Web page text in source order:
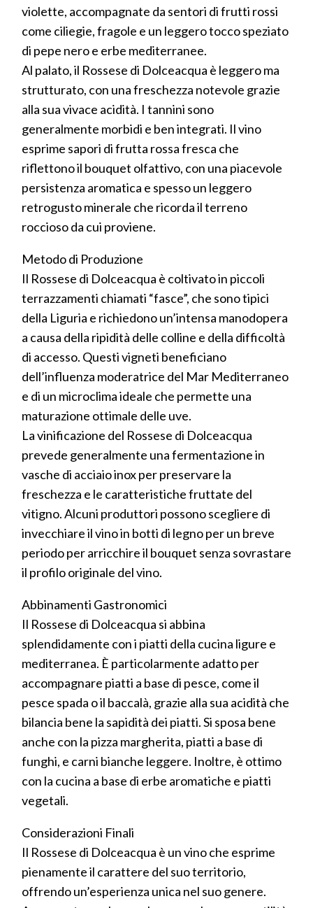
violette, accompagnate da sentori di frutti rossi
come ciliegie, fragole e un leggero tocco speziato
di pepe nero e erbe mediterranee.
Al palato, il Rossese di Dolceacqua è leggero ma
strutturato, con una freschezza notevole grazie
alla sua vivace acidità. I tannini sono
generalmente morbidi e ben integrati. Il vino
esprime sapori di frutta rossa fresca che
riflettono il bouquet olfattivo, con una piacevole
persistenza aromatica e spesso un leggero
retrogusto minerale che ricorda il terreno
roccioso da cui proviene.
Metodo di Produzione
Il Rossese di Dolceacqua è coltivato in piccoli
terrazzamenti chiamati “fasce”, che sono tipici
della Liguria e richiedono un’intensa manodopera
a causa della ripidità delle colline e della difficoltà
di accesso. Questi vigneti beneficiano
dell’influenza moderatrice del Mar Mediterraneo
e di un microclima ideale che permette una
maturazione ottimale delle uve.
La vinificazione del Rossese di Dolceacqua
prevede generalmente una fermentazione in
vasche di acciaio inox per preservare la
freschezza e le caratteristiche fruttate del
vitigno. Alcuni produttori possono scegliere di
invecchiare il vino in botti di legno per un breve
periodo per arricchire il bouquet senza sovrastare
il profilo originale del vino.
Abbinamenti Gastronomici
Il Rossese di Dolceacqua si abbina
splendidamente con i piatti della cucina ligure e
mediterranea. È particolarmente adatto per
accompagnare piatti a base di pesce, come il
pesce spada o il baccalà, grazie alla sua acidità che
bilancia bene la sapidità dei piatti. Si sposa bene
anche con la pizza margherita, piatti a base di
funghi, e carni bianche leggere. Inoltre, è ottimo
con la cucina a base di erbe aromatiche e piatti
vegetali.
Considerazioni Finali
Il Rossese di Dolceacqua è un vino che esprime
pienamente il carattere del suo territorio,
offrendo un’esperienza unica nel suo genere.